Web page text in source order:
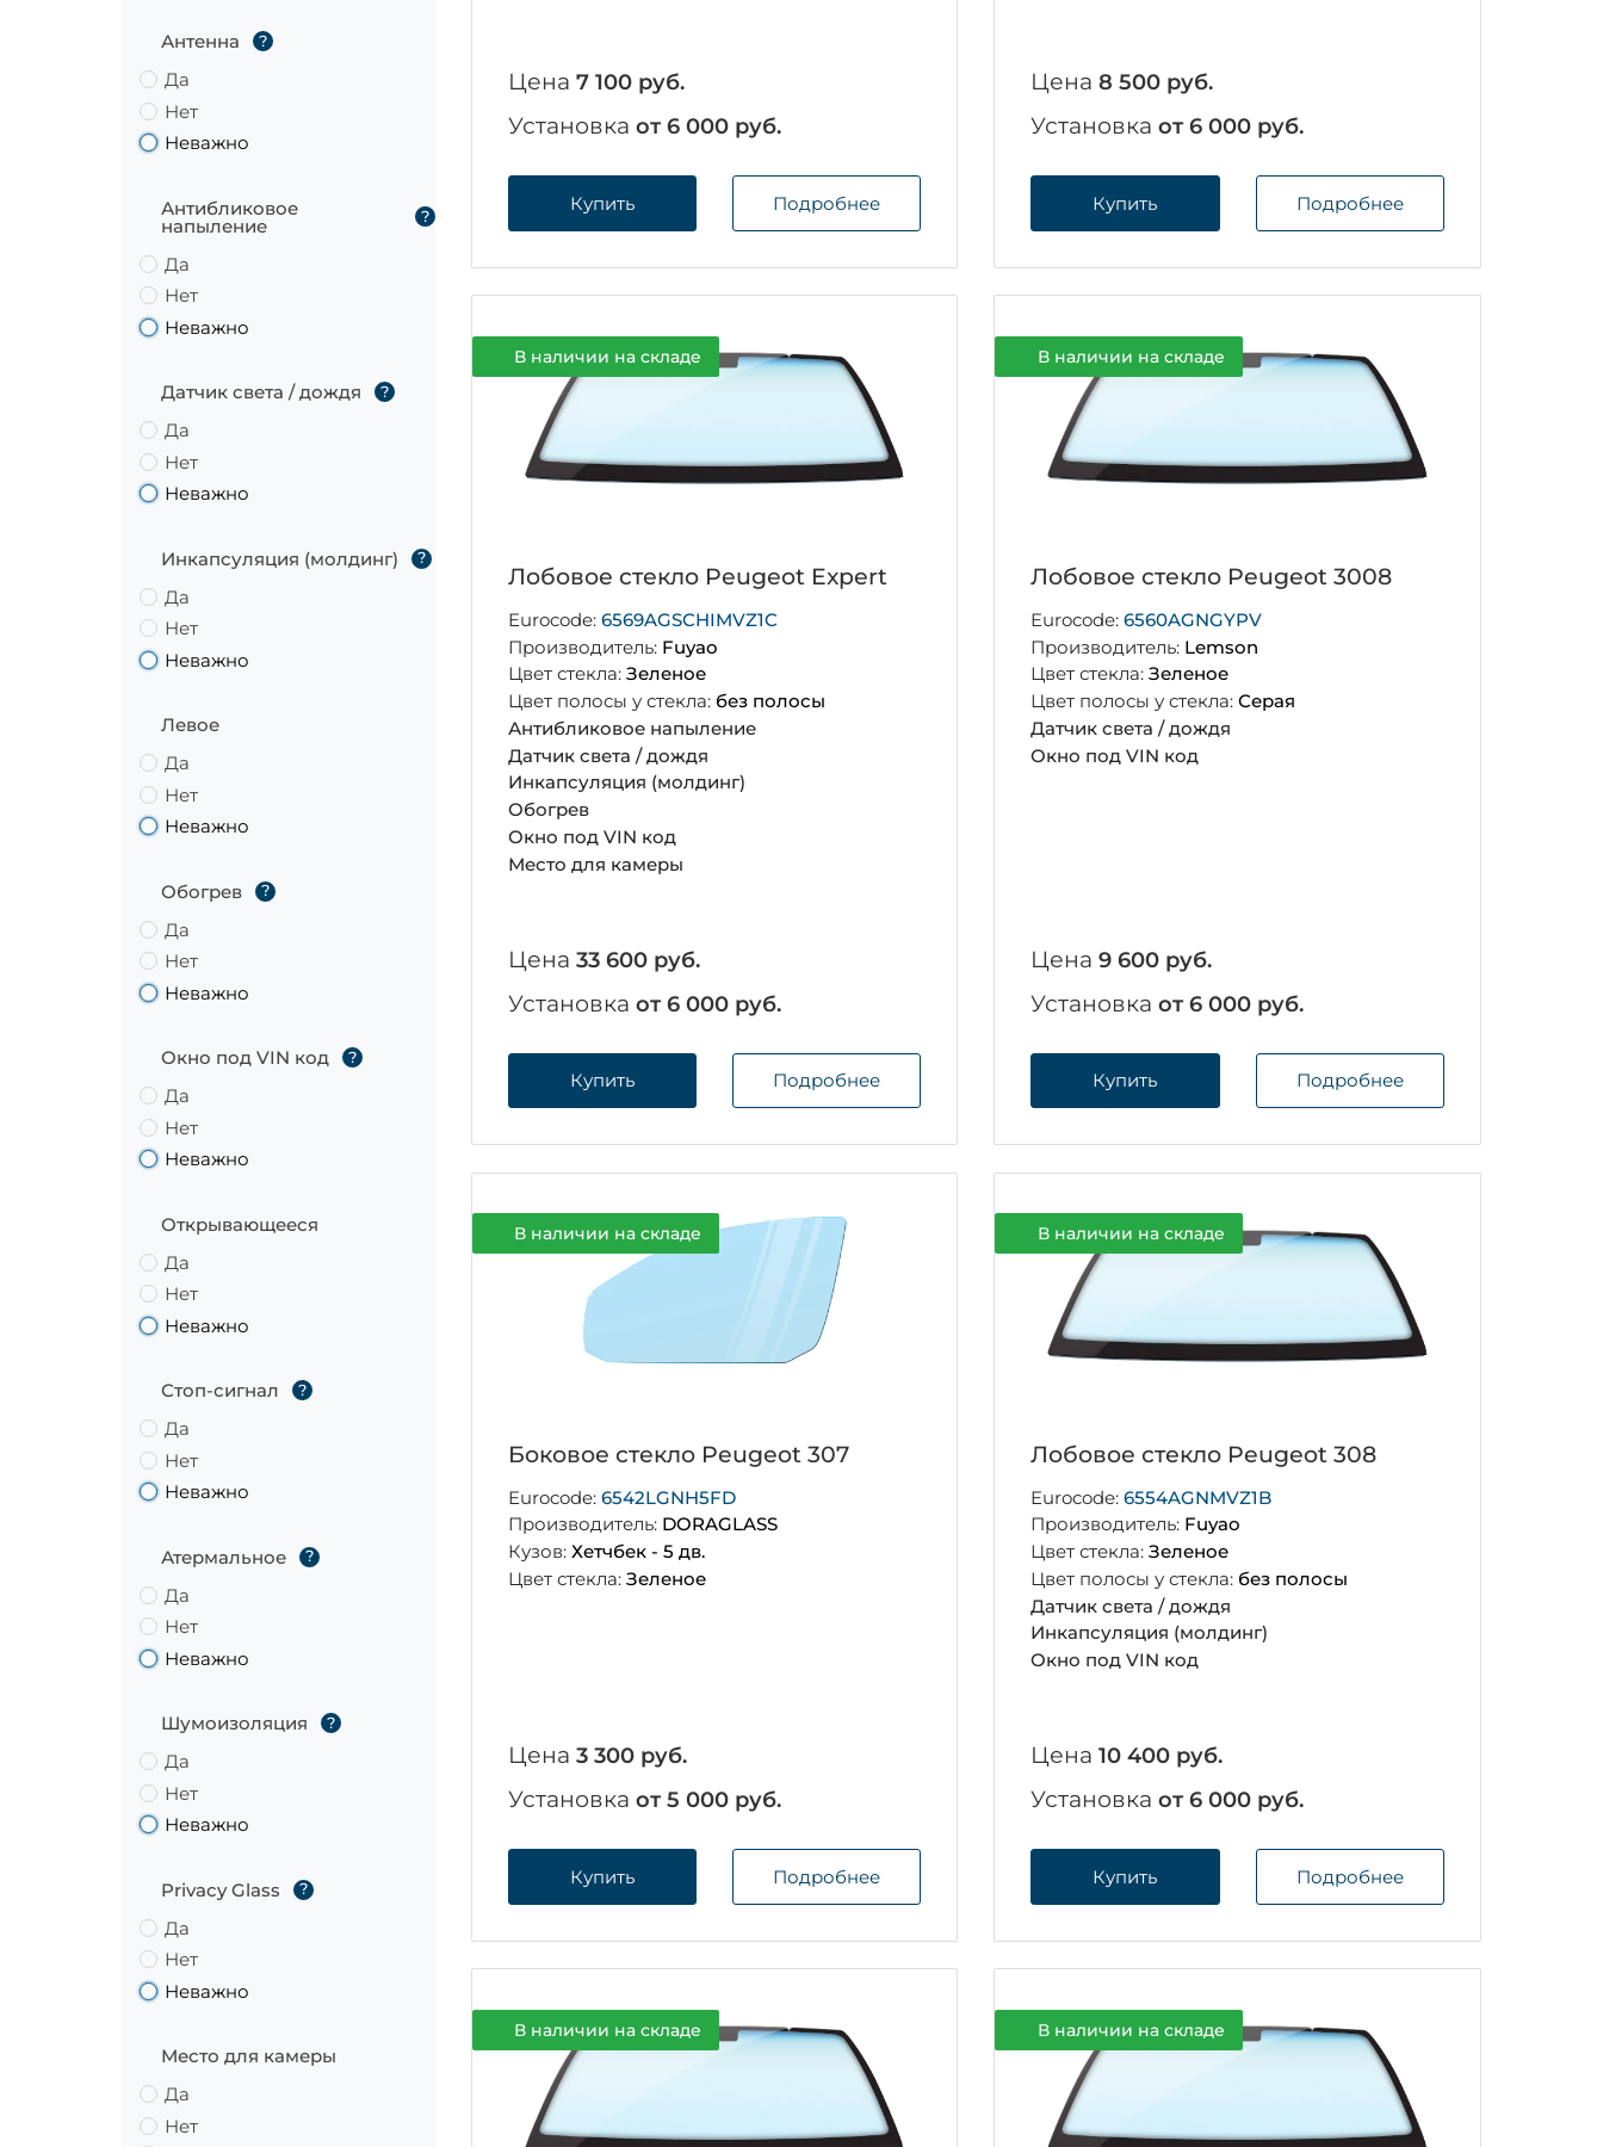
Антенна ?
Да
Нет
Неважно
Антибликовое
напыление ?
Да
Нет
Неважно
Датчик света / дождя ?
Да
Нет
Неважно
Инкапсуляция (молдинг) ?
Да
Нет
Неважно
Левое
Да
Нет
Неважно
Обогрев ?
Да
Нет
Неважно
Окно под VIN код ?
Да
Нет
Неважно
Открывающееся
Да
Нет
Неважно
Стоп-сигнал ?
Да
Нет
Неважно
Атермальное ?
Да
Нет
Неважно
Шумоизоляция ?
Да
Нет
Неважно
Privacy Glass ?
Да
Нет
Неважно
Место для камеры
Да
Нет
Цена 7 100 руб.
Установка от 6 000 руб.
Купить Подробнее
Цена8 500 руб.
Установкаот 6 000 руб.
Купить Подробнее
В наличии на складе
Лобовое стекло Peugeot Expert
Eurocode: 6569AGSCHIMVZ1C
Производитель: Fuyao
Цвет стекла: Зеленое
Цвет полосы у стекла: без полосы
Антибликовое напыление
Датчик света / дождя
Инкапсуляция (молдинг)
Обогрев
Окно под VIN код
Место для камеры
Цена 33 600 руб.
Установка от 6 000 руб.
Купить Подробнее
В наличии на складе
Лобовое стекло Peugeot 3008
Eurocode:6560AGNGYPV
Производитель: Lemson
Цвет стекла:Зеленое
Цвет полосы у стекла:Серая
Датчик света / дождя
Окно под VIN код
Цена9 600 руб.
Установкаот 6 000 руб.
Купить Подробнее
В наличии на складе
Боковое стекло Peugeot 307
Eurocode: 6542LGNH5FD
Производитель: DORAGLASS
Кузов: Хетчбек - 5 дв.
Цвет стекла: Зеленое
Цена 3 300 руб.
Установка от 5 000 руб.
Купить Подробнее
В наличии на складе
Лобовое стекло Peugeot 308
Eurocode:6554AGNMVZ1B
Производитель: Fuyao
Цвет стекла:Зеленое
Цвет полосы у стекла: без полосы
Датчик света / дождя
Инкапсуляция (молдинг)
Окно под VIN код
Цена10 400 руб.
Установкаот 6 000 руб.
Купить Подробнее
В наличии на складе В наличии на складе